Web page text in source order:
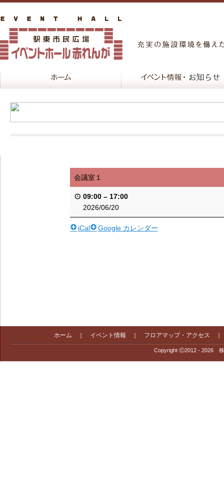
会議室１
09:00 – 17:00
2026/06/20
iCal Google カレンダー
ホーム イベント情報 フロアマップ・アクセス
Copyright Ⓒ2012 - 2026 株